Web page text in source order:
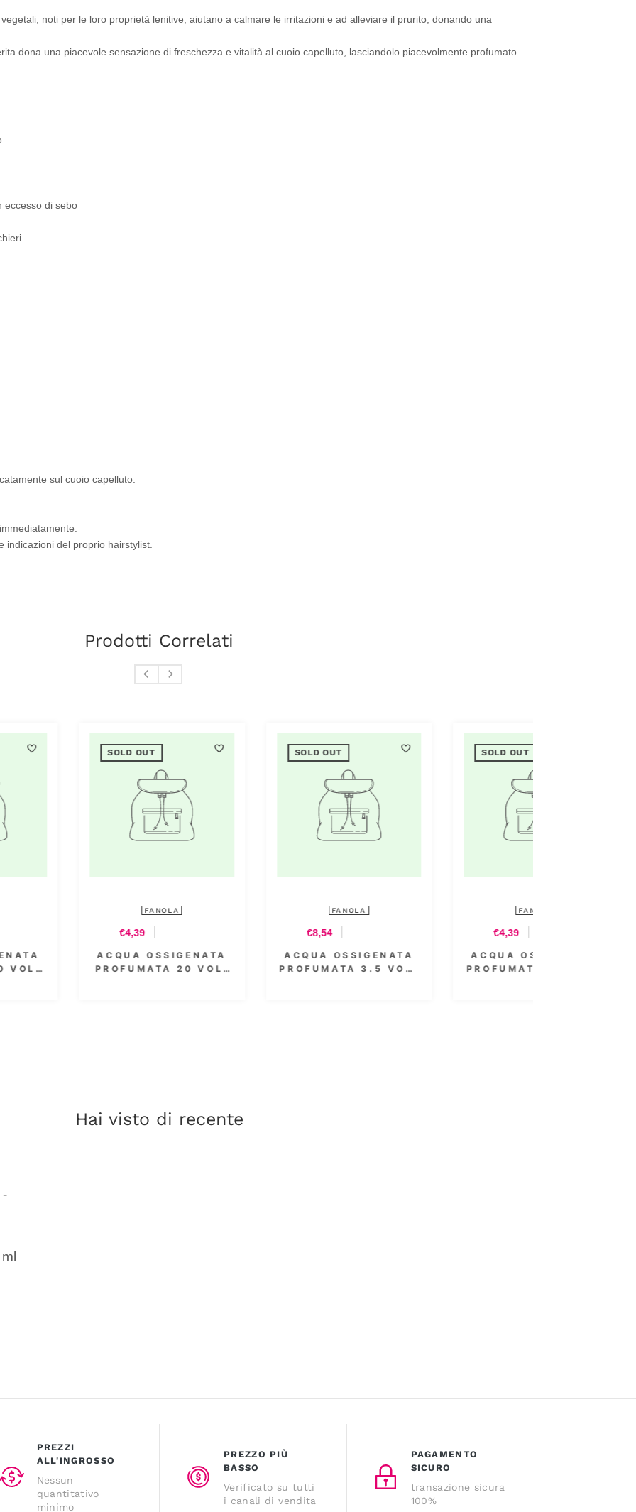
noti per le loro proprietà lenitive, aiutano a calmare le irritazioni e ad alleviare il prurito, donando una
dona una piacevole sensazione di freschezza e vitalità al cuoio capelluto, lasciandolo piacevolmente profumato.
eccesso di sebo
sul cuoio capelluto.
indicazioni del proprio hairstylist.
Prodotti Correlati
SOLD OUT
ACQUA OSSIGENATA
PROFUMATA 30 VOL.
SOLD OUT
ACQUA OSSIGENATA
PROFUMATA 30 VOL.
SOLD OUT
ACQUA OSSIGENATA
PROFUMATA 40 VOL.
Hai visto di recente
PREZZI
ALL'INGROSSO
Nessun
quantitativo
minimo
PREZZO PIÙ
BASSO
Verificato su tutti
i canali di vendita
PAGAMENTO
SICURO
transazione sicura
100%